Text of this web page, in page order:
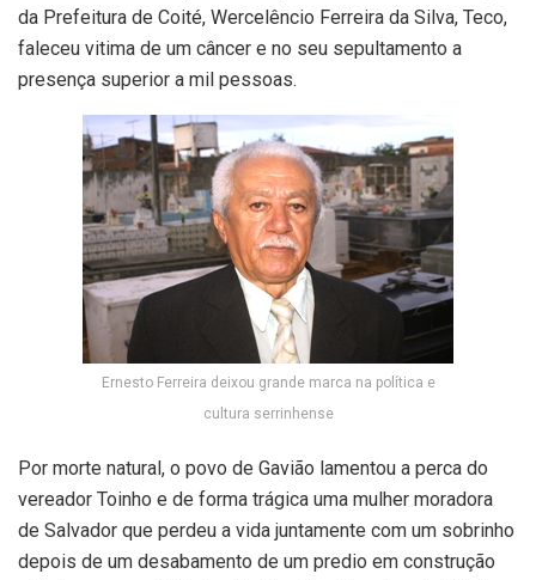
da Prefeitura de Coité, Wercelêncio Ferreira da Silva, Teco,
faleceu vitima de um câncer e no seu sepultamento a
presença superior a mil pessoas.
Ernesto Ferreira deixou grande marca na política e
cultura serrinhense
Por morte natural, o povo de Gavião lamentou a perca do
vereador Toinho e de forma trágica uma mulher moradora
de Salvador que perdeu a vida juntamente com um sobrinho
depois de um desabamento de um predio em construção